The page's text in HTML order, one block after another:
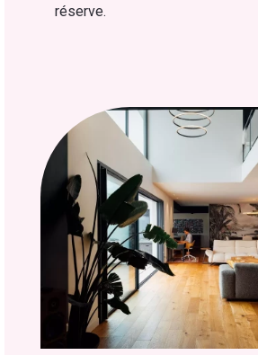
réserve.